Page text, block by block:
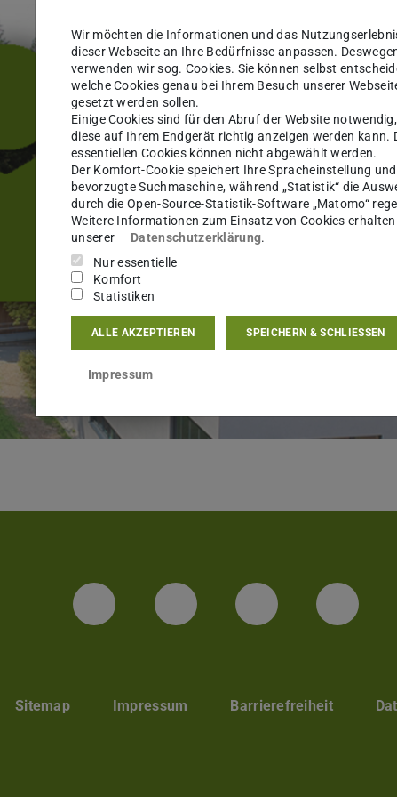
LinkedIn-Seite der TU
Instagram-Kanal
Bluesky-
Sitemap Impressum Barrierefreiheit
Wir möchten die Informationen und das
dieser Webseite an Ihre Bedürfnisse anpassen.
verwenden wir sog. Cookies. Sie können selbst
welche Cookies genau bei Ihrem Besuch unserer
gesetzt werden sollen.
Einige Cookies sind für den Abruf der Website
diese auf Ihrem Endgerät richtig anzeigen werden kann.
essentiellen Cookies können nicht abgewählt werden.
Der Komfort-Cookie speichert Ihre Spracheinstellung und
bevorzugte Suchmaschine, während „Statistik“ die
durch die Open-Source-Statistik-Software „Matomo“
Weitere Informationen zum Einsatz von Cookies erhalten
unserer
Datenschutzerklärung.
Nur essentielle
Komfort
Statistiken
ALLE AKZEPTIEREN SPEICHERN & SCHLIESSEN
Impressum